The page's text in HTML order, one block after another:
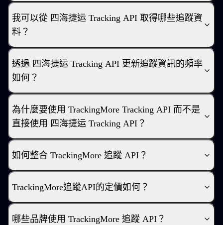
我可以從 四海捷运 Tracking API 取得哪些追蹤資
料？
透過 四海捷运 Tracking API 更新追蹤資訊的頻率
如何？
為什麼要使用 TrackingMore Tracking API 而不是
直接使用 四海捷运 Tracking API？
如何整合 TrackingMore 追蹤 API？
TrackingMore追蹤API的定價如何？
哪些品牌使用 TrackingMore 追蹤 API？